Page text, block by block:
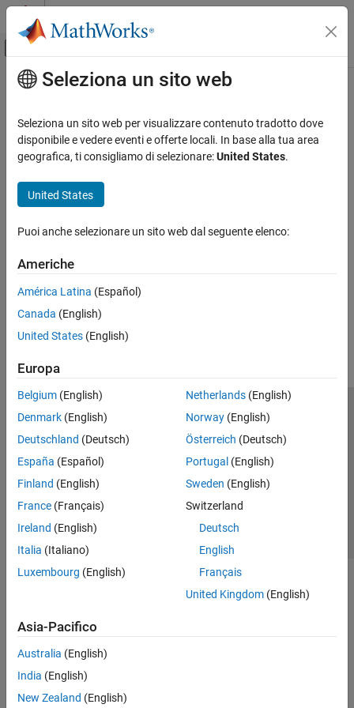
Vai al contenuto
Attiva/disattiva menu di navigazione
Pagina iniziale della documentazione
Contenuto principale
Seleziona un sito web
Seleziona un sito web per visualizzare contenuto tradotto dove
disponibile e vedere eventi e offerte locali. In base alla tua area
geografica, ti consigliamo di selezionare:United States.
United States
Puoi anche selezionare un sito web dal seguente elenco:
Americhe
América Latina (Español)
Canada (English)
United States (English)
Europa
Belgium (English)
Denmark (English)
Deutschland (Deutsch)
España (Español)
Finland (English)
France (Français)
Ireland (English)
Italia (Italiano)
Luxembourg (English)
Netherlands(English)
Norway(English)
Österreich (Deutsch)
Portugal (English)
Sweden (English)
Switzerland
Deutsch
English
Français
United Kingdom(English)
Asia-Pacifico
Australia (English)
India (English)
New Zealand (English)
Centro di fiducia
Informativa sulla privacy
Antipirateria
Stato dell'applicazione
Contatti
© 1994-2026 The MathWorks, Inc.